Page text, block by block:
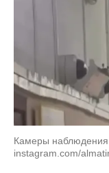
Камеры наблюдения
instagram.com/